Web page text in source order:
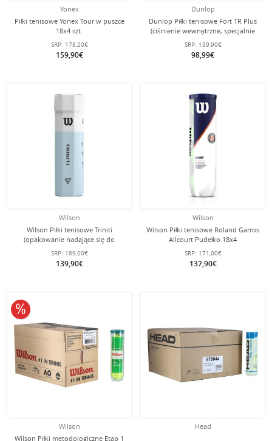
Yonex
Piłki tenisowe Yonex Tour w puszce
18x4 szt.
SRP: 178,20€
159,90€
Dunlop
Dunlop Piłki tenisowe Fort TR Plus
(ciśnienie wewnętrzne, specjalnie
do maszyny do piłek Slinger) żółte
18x4 opakowanie
SRP: 139,90€
98,99€
Wilson
Wilson Piłki tenisowe Triniti
(opakowanie nadające się do
recyklingu) puszka 18x4 w kartonie
SRP: 189,00€
139,90€
Wilson
Wilson Piłki tenisowe Roland Garros
Allcourt Pudełko 18x4
SRP: 171,00€
137,90€
Wilson
Wilson Piłki metodologiczne Etap 1
10% obniżone
Head